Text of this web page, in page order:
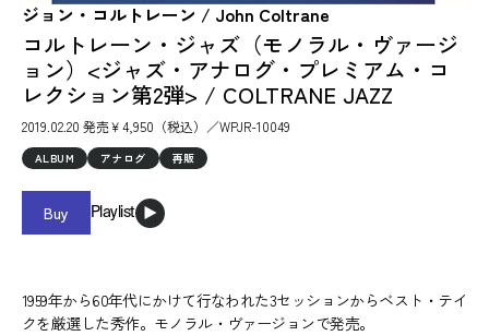
ジョン・コルトレーン / John Coltrane
コルトレーン・ジャズ（モノラル・ヴァージ
ョン）<ジャズ・アナログ・プレミアム・コ
レクション第2弾> / COLTRANE JAZZ
2019.02.20 発売￥4,950（税込）／WPJR-10049
ALBUM アナログ 再販
Buy Playlist
1959年から60年代にかけて行なわれた3セッションからベスト・テイ
クを厳選した秀作。モノラル・ヴァージョンで発売。